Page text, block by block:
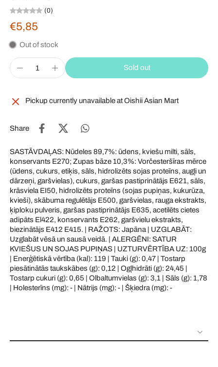
(0)
€5,85
Out of stock
Sold out
Pickup currently unavailable atOishii Asian Mart
Share
SASTĀVDAĻAS: Nūdeles 89,7%: ūdens, kviešu milti, sāls,
konservants E270; Zupas bāze 10,3%: Vorčesteršīras mērce
(ūdens, cukurs, etiķis, sāls, hidrolizēts sojas proteīns, augļi un
dārzeņi, garšvielas), cukurs, garšas pastiprinātājs E621, sāls,
krāsviela EI50, hidrolizēts proteīns (sojas pupiņas, kukurūza,
kvieši), skābuma regulētājs E500, garšvielas, rauga ekstrakts,
ķiploku pulveris, garšas pastiprinātājs E635, acetilēts cietes
adipāts El422, konservants E262, garšvielu ekstrakts,
biezinātājs E412 E415. | RAŽOTS: Japāna | UZGLABĀT:
Uzglabāt vēsā un sausā veidā. | ALERGĒNI: SATUR
KVIEŠUS UN SOJAS PUPIŅAS | UZTURVĒRTĪBA UZ: 100g
| Enerģētiskā vērtība (kal): 119 | Tauki (g): 0,47 | Tostarp
piesātinātās taukskābes (g): 0,12 | Ogļhidrāti (g): 24,45 |
Tostarp cukuri (g): 0,65 | Olbaltumvielas (g): 3,1 | Sāls (g): 1,78
| Holesterīns (mg): - | Nātrijs (mg): - | Šķiedra (mg): -